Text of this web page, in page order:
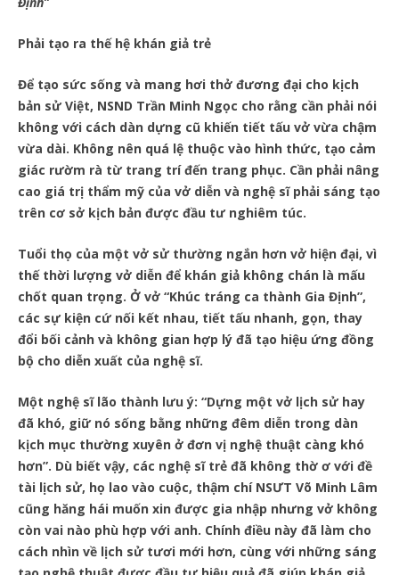
Phải tạo ra thế hệ khán giả trẻ
Để tạo sức sống và mang hơi thở đương đại cho kịch
bản sử Việt, NSND Trần Minh Ngọc cho rằng cần phải nói
không với cách dàn dựng cũ khiến tiết tấu vở vừa chậm
vừa dài. Không nên quá lệ thuộc vào hình thức, tạo cảm
giác rườm rà từ trang trí đến trang phục. Cần phải nâng
cao giá trị thẩm mỹ của vở diễn và nghệ sĩ phải sáng tạo
trên cơ sở kịch bản được đầu tư nghiêm túc.
Tuổi thọ của một vở sử thường ngắn hơn vở hiện đại, vì
thế thời lượng vở diễn để khán giả không chán là mấu
chốt quan trọng. Ở vở “Khúc tráng ca thành Gia Định”,
các sự kiện cứ nối kết nhau, tiết tấu nhanh, gọn, thay
đổi bối cảnh và không gian hợp lý đã tạo hiệu ứng đồng
bộ cho diễn xuất của nghệ sĩ.
Một nghệ sĩ lão thành lưu ý: “Dựng một vở lịch sử hay
đã khó, giữ nó sống bằng những đêm diễn trong dàn
kịch mục thường xuyên ở đơn vị nghệ thuật càng khó
hơn”. Dù biết vậy, các nghệ sĩ trẻ đã không thờ ơ với đề
tài lịch sử, họ lao vào cuộc, thậm chí NSƯT Võ Minh Lâm
cũng hăng hái muốn xin được gia nhập nhưng vở không
còn vai nào phù hợp với anh. Chính điều này đã làm cho
cách nhìn về lịch sử tươi mới hơn, cùng với những sáng